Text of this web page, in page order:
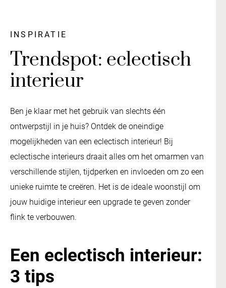
INSPIRATIE
Trendspot: eclectisch
interieur
Ben je klaar met het gebruik van slechts één
ontwerpstijl in je huis? Ontdek de oneindige
mogelijkheden van een eclectisch interieur! Bij
eclectische interieurs draait alles om het omarmen van
verschillende stijlen, tijdperken en invloeden om zo een
unieke ruimte te creëren. Het is de ideale woonstijl om
jouw huidige interieur een upgrade te geven zonder
flink te verbouwen.
Een eclectisch interieur:
3 tips